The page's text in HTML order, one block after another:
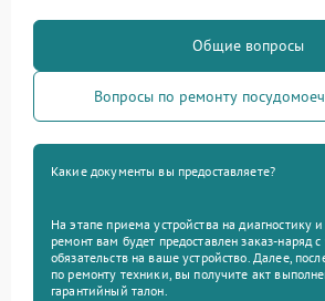
Общие вопросы
Вопросы по ремонту
Какие документы вы предоставляете?
На этапе приема устройства на диагностику
ремонт вам будет предоставлен заказ-наряд
обязательств на ваше устройство. Далее,
по ремонту техники, вы получите акт
гарантийный талон.